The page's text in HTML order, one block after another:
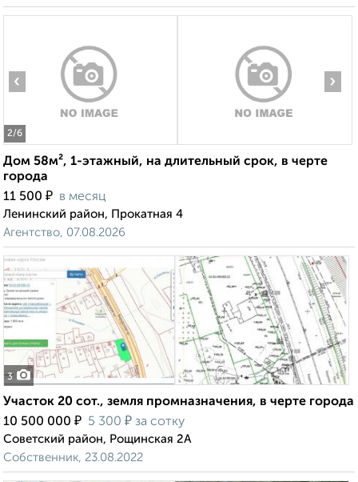
2/6
‹ ›
Дом 58м², 1-этажный, на длительный срок, в черте
города
11 500 ₽ в месяц
Ленинский район, Прокатная 4
Агентство, 07.08.2026
3
Участок 20 сот., земля промназначения, в черте города
10 500 000 ₽ 5 300 ₽ за сотку
Советский район, Рощинская 2А
Собственник, 23.08.2022